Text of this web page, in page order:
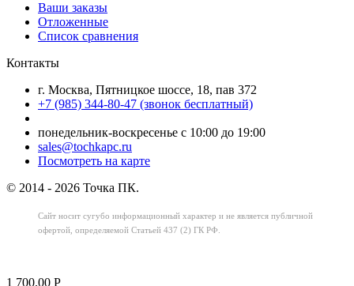
Ваши заказы
Отложенные
Список сравнения
Контакты
г. Москва, Пятницкое шоссе, 18, пав 372
+7 (985) 344-80-47 (звонок бесплатный)
понедельник-воскресенье с 10:00 до 19:00
sales@tochkapc.ru
Посмотреть на карте
© 2014 - 2026 Точка ПК.
Сайт носит сугубо информационный характер и не является публичной
офертой, определяемой Статьей 437 (2) ГК РФ.
1 700.00 Р